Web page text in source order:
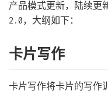
产品模式更新，陆续更
2.0，大纲如下：
卡片写作
卡片写作将卡片的写作